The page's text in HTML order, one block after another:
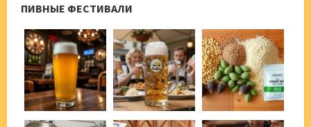
ПИВНЫЕ ФЕСТИВАЛИ